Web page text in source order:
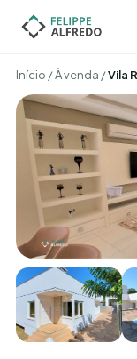
Início /À venda /Vila